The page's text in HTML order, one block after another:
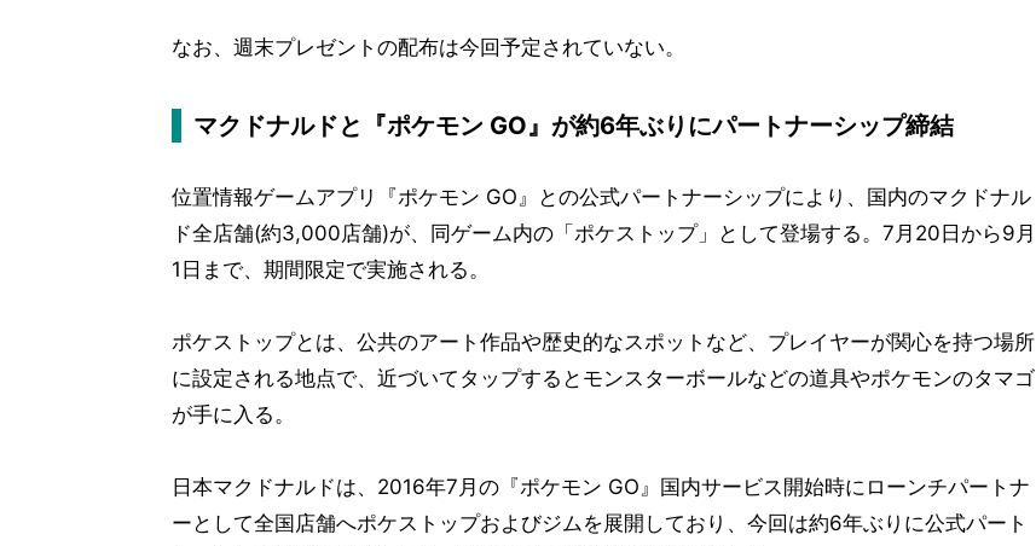
なお、週末プレゼントの配布は今回予定されていない。
マクドナルドと『ポケモン GO』が約6年ぶりにパートナーシップ締結
位置情報ゲームアプリ『ポケモン GO』との公式パートナーシップにより、国内のマクドナル
ド全店舗(約3,000店舗)が、同ゲーム内の「ポケストップ」として登場する。7月20日から9月
1日まで、期間限定で実施される。
ポケストップとは、公共のアート作品や歴史的なスポットなど、プレイヤーが関心を持つ場所
に設定される地点で、近づいてタップするとモンスターボールなどの道具やポケモンのタマゴ
が手に入る。
日本マクドナルドは、2016年7月の『ポケモン GO』国内サービス開始時にローンチパートナ
ーとして全国店舗へポケストップおよびジムを展開しており、今回は約6年ぶりに公式パート